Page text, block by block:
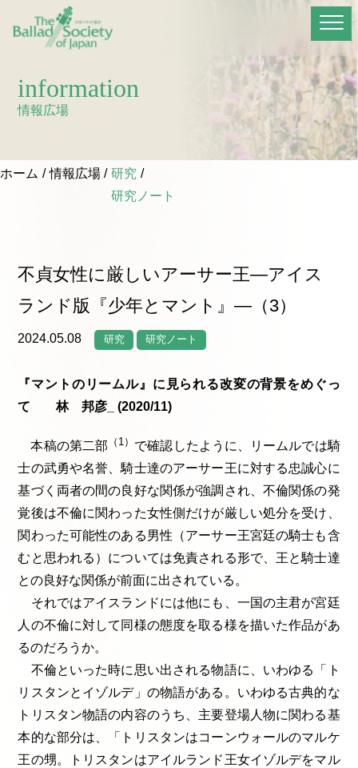
information
情報広場
ホーム 情報広場
研究
研究ノート
不貞女性に厳しいアーサー王―アイス
ランド版『少年とマント』―（3）
2024.05.08 研究 研究ノート
『マントのリームル』に見られる改変の背景をめぐっ
て 林 邦彦_ (2020/11)
本稿の第二部 （1） で確認したように、リームルでは騎
士の武勇や名誉、騎士達のアーサー王に対する忠誠心に
基づく両者の間の良好な関係が強調され、不倫関係の発
覚後は不倫に関わった女性側だけが厳しい処分を受け、
関わった可能性のある男性（アーサー王宮廷の騎士も含
むと思われる）については免責される形で、王と騎士達
との良好な関係が前面に出されている。
それではアイスランドには他にも、一国の主君が宮廷
人の不倫に対して同様の態度を取る様を描いた作品があ
るのだろうか。
不倫といった時に思い出される物語に、いわゆる「ト
リスタンとイゾルデ」の物語がある。いわゆる古典的な
トリスタン物語の内容のうち、主要登場人物に関わる基
本的な部分は、「トリスタンはコーンウォールのマルケ
王の甥。トリスタンはアイルランド王女イゾルデをマル